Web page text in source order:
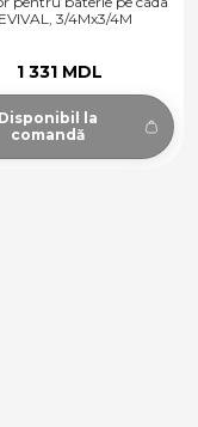
3/4Mx3/4M
1 331 MDL
Disponibil la
comandă